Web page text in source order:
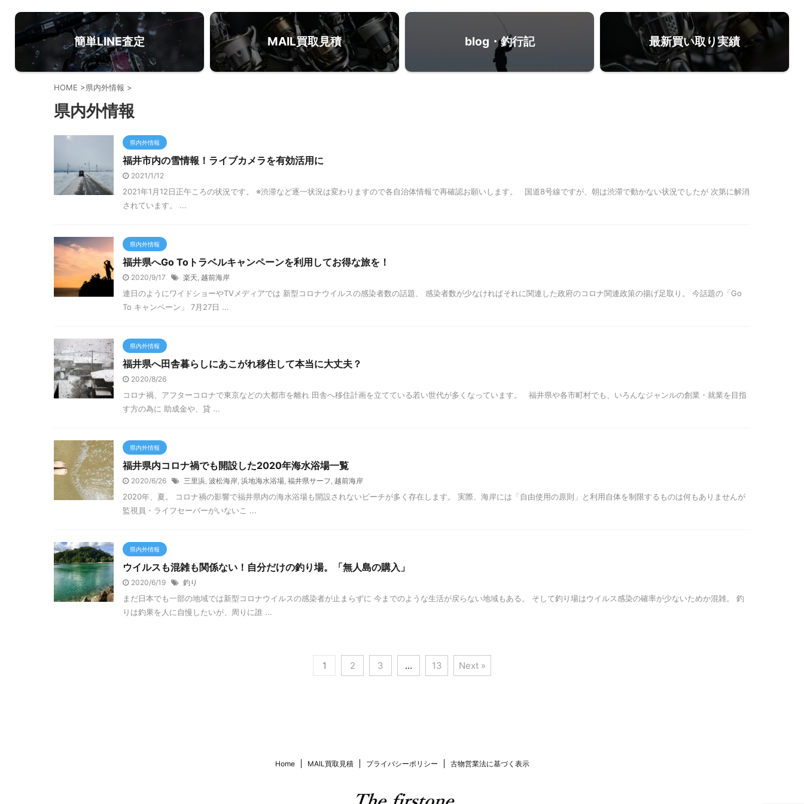
簡単LINE査定 MAIL買取見積 blog・釣行記 最新買い取り実績
HOME >県内外情報 >
県内外情報
県内外情報
福井市内の雪情報！ライブカメラを有効活用に
2021/1/12
2021年1月12日正午ころの状況です。 ※渋滞など逐一状況は変わりますので各自治体情報で再確認お願いします。 国道8号線ですが、朝は渋滞で動かない状況でしたが 次第に解消
されています。 ...
県内外情報
福井県へGo Toトラベルキャンペーンを利用してお得な旅を！
2020/9/17 楽天, 越前海岸
連日のようにワイドショーやTVメディアでは 新型コロナウイルスの感染者数の話題、 感染者数が少なければそれに関連した政府のコロナ関連政策の揚げ足取り。 今話題の「Go
To キャンペーン」 7月27日 ...
県内外情報
福井県へ田舎暮らしにあこがれ移住して本当に大丈夫？
2020/8/26
コロナ禍、アフターコロナで東京などの大都市を離れ 田舎へ移住計画を立てている若い世代が多くなっています。 福井県や各市町村でも、いろんなジャンルの創業・就業を目指
す方の為に 助成金や、貸 ...
県内外情報
福井県内コロナ禍でも開設した2020年海水浴場一覧
2020/6/26 三里浜, 波松海岸, 浜地海水浴場, 福井県サーフ, 越前海岸
2020年、夏。 コロナ禍の影響で福井県内の海水浴場も開設されないビーチが多く存在します。 実際、海岸には「自由使用の原則」と利用自体を制限するものは何もありませんが
監視員・ライフセーバーがいないこ ...
県内外情報
ウイルスも混雑も関係ない！自分だけの釣り場。「無人島の購入」
2020/6/19 釣り
まだ日本でも一部の地域では新型コロナウイルスの感染者が止まらずに 今までのような生活が戻らない地域もある。 そして釣り場はウイルス感染の確率が少ないためか混雑。 釣
りは釣果を人に自慢したいが、周りに誰 ...
1 2 3 … 13 Next »
Home MAIL買取見積 プライバシーポリシー 古物営業法に基づく表示